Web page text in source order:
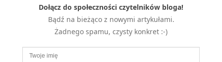
SQL
MySQL
Dołącz do społeczności czytelników bloga!
Bądź na bieżąco z nowymi artykułami.
Żadnego spamu, czysty konkret :-)